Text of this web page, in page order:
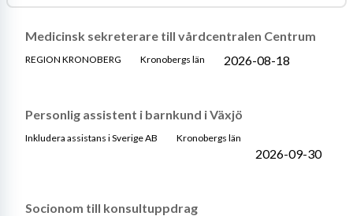
Medicinsk sekreterare till vårdcentralen Centrum
REGION KRONOBERG Kronobergs län 2026-08-18
Personlig assistent i barnkund i Växjö
Inkludera assistans i Sverige AB Kronobergs län
2026-09-30
Socionom till konsultuppdrag